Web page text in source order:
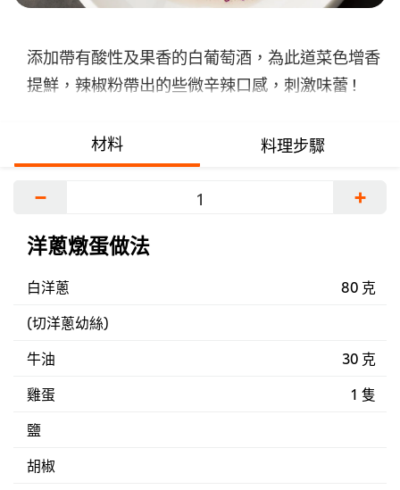
添加帶有酸性及果香的白葡萄酒，為此道菜色增香
提鮮，辣椒粉帶出的些微辛辣口感，刺激味蕾 !
材料 料理步驟
− +
洋蔥燉蛋做法
白洋蔥
80 克
(切洋蔥幼絲)
牛油
30 克
雞蛋
1 隻
鹽
胡椒